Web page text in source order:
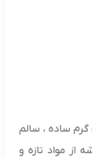
ساده ، سالم
مواد تازه و